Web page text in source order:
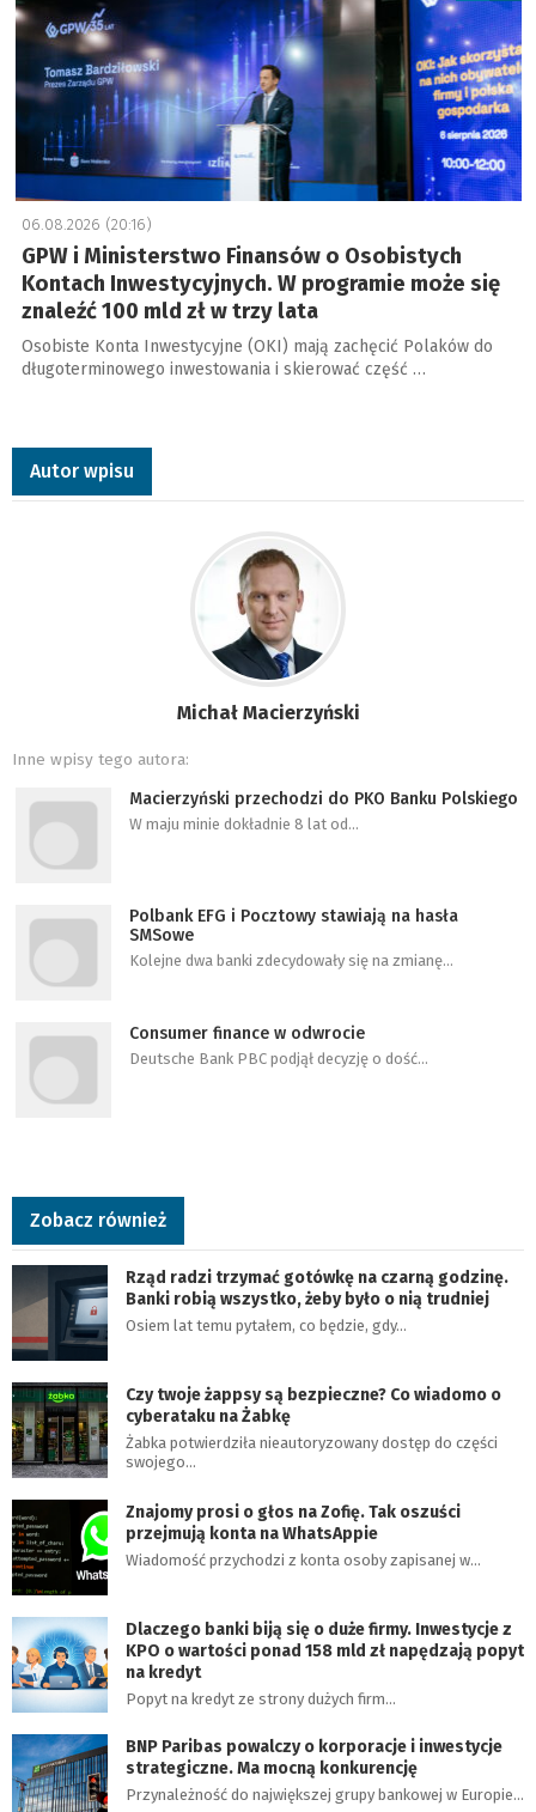
06.08.2026 (20:16)
GPW i Ministerstwo Finansów o Osobistych
Kontach Inwestycyjnych. W programie może się
znaleźć 100 mld zł w trzy lata
Osobiste Konta Inwestycyjne (OKI) mają zachęcić Polaków do
długoterminowego inwestowania i skierować część …
Autor wpisu
Michał Macierzyński
Inne wpisy tego autora:
Macierzyński przechodzi do PKO Banku Polskiego
W maju minie dokładnie 8 lat od…
Polbank EFG i Pocztowy stawiają na hasła
SMSowe
Kolejne dwa banki zdecydowały się na zmianę…
Consumer finance w odwrocie
Deutsche Bank PBC podjął decyzję o dość…
Zobacz również
Rząd radzi trzymać gotówkę na czarną godzinę.
Banki robią wszystko, żeby było o nią trudniej
Osiem lat temu pytałem, co będzie, gdy…
Czy twoje żappsy są bezpieczne? Co wiadomo o
cyberataku na Żabkę
Żabka potwierdziła nieautoryzowany dostęp do części
swojego…
Znajomy prosi o głos na Zofię. Tak oszuści
przejmują konta na WhatsAppie
Wiadomość przychodzi z konta osoby zapisanej w…
Dlaczego banki biją się o duże firmy. Inwestycje z
KPO o wartości ponad 158 mld zł napędzają popyt
na kredyt
Popyt na kredyt ze strony dużych firm…
BNP Paribas powalczy o korporacje i inwestycje
strategiczne. Ma mocną konkurencję
Przynależność do największej grupy bankowej w Europie…